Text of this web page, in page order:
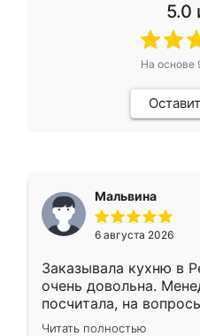
5.0
На основе
Мальвина
6 августа 2026
Заказывала кухню в
очень довольна.
посчитала, на
Замерщик приехал в
Читать полностью